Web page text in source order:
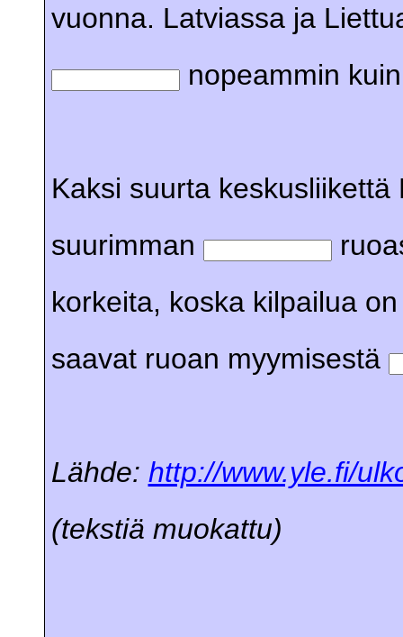
vuonna. Latviassa ja
nopeammin
Kaksi suurta
suurimman
korkeita, koska kilpailua
saavat ruoan myymisestä
Lähde: http://www.yle.fi/
(tekstiä muokattu)